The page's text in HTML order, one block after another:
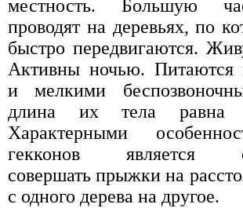
местность. Большую
проводят на деревьях, по
быстро передвигаются.
Активны ночью. Питаются
и мелкими
длина их тела равна
Характерными
гекконов является
совершать прыжки на
с одного дерева на другое.